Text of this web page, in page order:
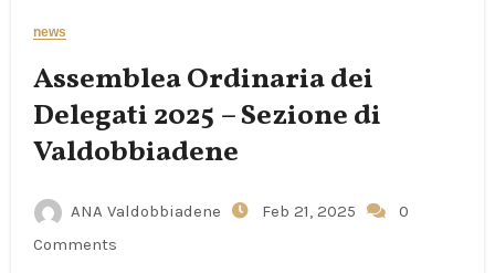
news
Assemblea Ordinaria dei
Delegati 2025 – Sezione di
Valdobbiadene
ANA Valdobbiadene Feb 21, 2025
0
Comments